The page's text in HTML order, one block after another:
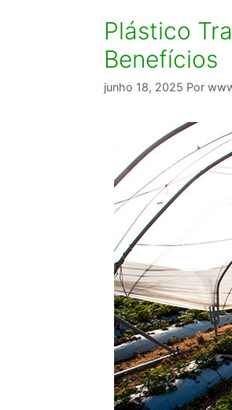
Plástico
Benefícios
junho 18, 2025 Por